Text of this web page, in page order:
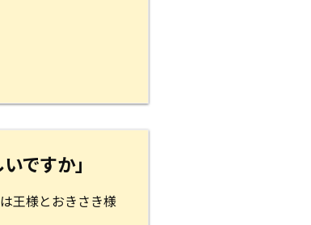
ですか」
王様とおきさき様